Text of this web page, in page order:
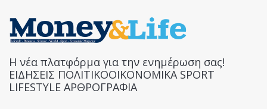
Η νέα πλατφόρμα για την ενημέρωση σας!
ΕΙΔΗΣΕΙΣ ΠΟΛΙΤΙΚΟΟΙΚΟΝΟΜΙΚΑ SPORT
LIFESTYLE ΑΡΘΡΟΓΡΑΦΙΑ